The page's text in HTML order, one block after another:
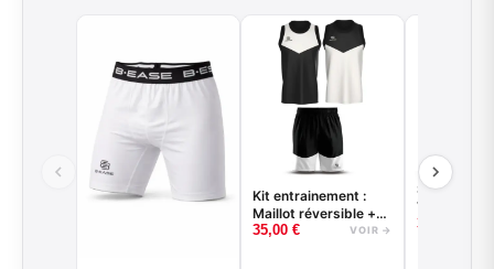
Kit entrainement :
Maillot réversible +
short
35,00 € VOIR →
Short de
VENICE
35,00